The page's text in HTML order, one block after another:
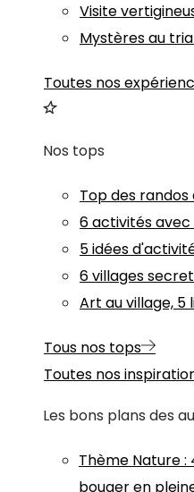
Visite
Mystères au
Toutes nos
Nos tops
Top des
6 activités
5 idées
6 villages
Art au village, 5
Tous nos tops
Toutes nos
Les bons plans des
Thème Nature:
bouger en